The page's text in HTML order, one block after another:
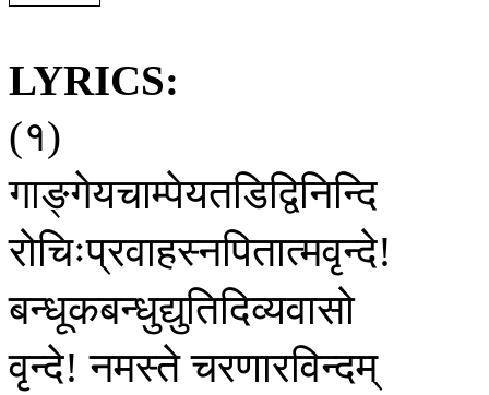
LYRICS:
(१)
गाङ्गेयचाम्पेयतडिद्विनिन्दि
रोचिःप्रवाहस्नपितात्मवृन्दे!
बन्धूकबन्धुद्युतिदिव्यवासो
वृन्दे!नमस्तेचरणारविन्दम्